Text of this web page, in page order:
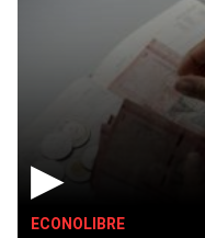
▶
ECONOLIBRE